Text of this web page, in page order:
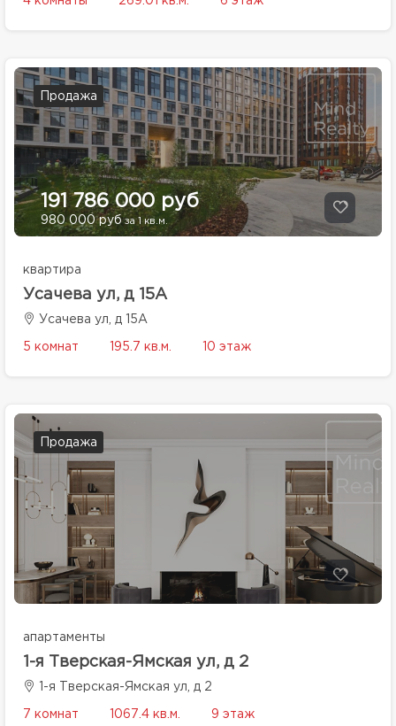
Продажа
191 786 000 руб
980 000 руб за 1 кв.м.
квартира
Усачева ул, д 15А
Усачева ул, д 15А
5 комнат 195.7 кв.м. 10 этаж
Продажа
апартаменты
1-я Тверская-Ямская ул, д 2
1-я Тверская-Ямская ул, д 2
7 комнат 1067.4 кв.м. 9 этаж